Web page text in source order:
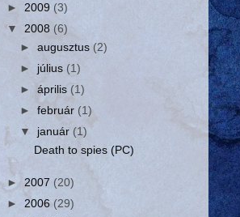
► 2009 (3)
▼ 2008 (6)
►augusztus (2)
► július (1)
►április (1)
►február (1)
▼ január (1)
Death to spies (PC)
► 2007 (20)
► 2006(29)